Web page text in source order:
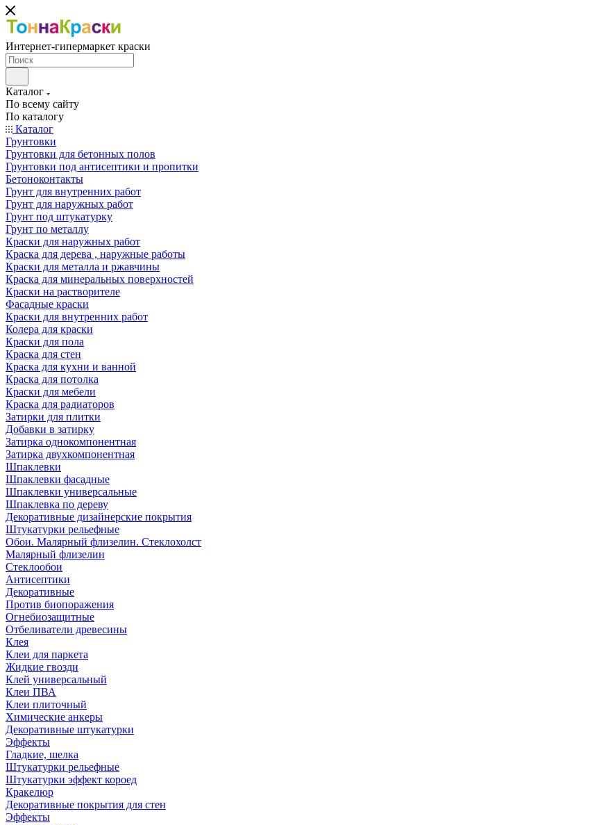
Интернет-гипермаркет краски
Каталог
По всему сайту
По каталогу
Каталог
Грунтовки
Грунтовки для бетонных полов
Грунтовки под антисептики и пропитки
Бетоноконтакты
Грунт для внутренних работ
Грунт для наружных работ
Грунт под штукатурку
Грунт по металлу
Краски для наружных работ
Краска для дерева , наружные работы
Краски для металла и ржавчины
Краска для минеральных поверхностей
Краски на растворителе
Фасадные краски
Краски для внутренних работ
Колера для краски
Краски для пола
Краска для стен
Краска для кухни и ванной
Краска для потолка
Краски для мебели
Краска для радиаторов
Затирки для плитки
Добавки в затирку
Затирка однокомпонентная
Затирка двухкомпонентная
Шпаклевки
Шпаклевки фасадные
Шпаклевки универсальные
Шпаклевка по дереву
Декоративные дизайнерские покрытия
Штукатурки рельефные
Обои. Малярный флизелин. Стеклохолст
Малярный флизелин
Стеклообои
Антисептики
Декоративные
Против биопоражения
Огнебиозащитные
Отбеливатели древесины
Клея
Клеи для паркета
Жидкие гвозди
Клей универсальный
Клеи ПВА
Клеи плиточный
Химические анкеры
Декоративные штукатурки
Эффекты
Гладкие, шелка
Штукатурки рельефные
Штукатурки эффект короед
Кракелюр
Декоративные покрытия для стен
Эффекты